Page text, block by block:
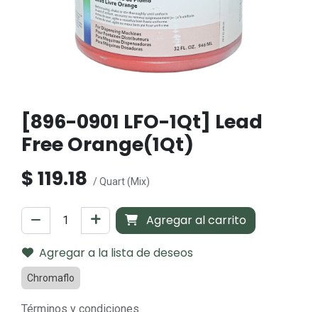
[896-0901 LFO-1Qt] Lead
Free Orange(1Qt)
$119.18 / Quart (Mix)
Agregar al carrito
Agregar a la lista de deseos
Chromaflo
Términos y condiciones